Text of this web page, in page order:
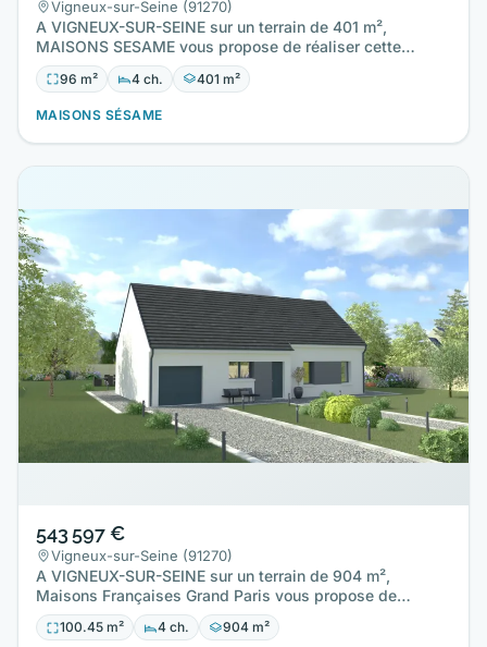
Vigneux-sur-Seine (91270)
A VIGNEUX-SUR-SEINE sur un terrain de 401 m²,
MAISONS SESAME vous propose de réaliser cette
maison neuve d'une surface…
96 m² 4 ch. 401 m²
MAISONS SÉSAME
543 597 €
Vigneux-sur-Seine (91270)
A VIGNEUX-SUR-SEINE sur un terrain de 904 m²,
Maisons Françaises Grand Paris vous propose de
réaliser cette maison…
100.45 m² 4 ch. 904 m²